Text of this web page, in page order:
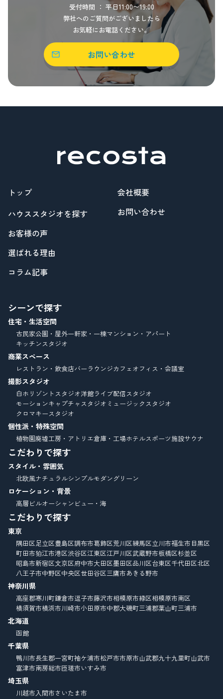
受付時間 ： 平日11:00〜19:00
弊社へのご質問がございましたら
お気軽にお電話ください。
お問い合わせ
トップ
ハウススタジオを探す
お客様の声
選ばれる理由
コラム記事
会社概要
お問い合わせ
シーンで探す
住宅・生活空間
古民家公園・屋外一軒家・一棟マンション・アパート
キッチンスタジオ
商業スペース
レストラン・飲食店バーラウンジカフェオフィス・会議室
撮影スタジオ
白ホリゾントスタジオ洋館ライブ配信スタジオ
モーションキャプチャスタジオ ミュージックスタジオ
クロマキースタジオ
個性派・特殊空間
植物園廃墟工房・アトリエ倉庫・工場ホテルスポーツ施設サウナ
こだわりで探す
スタイル・雰囲気
北欧風ナチュラルシンプルモダングリーン
ロケーション・背景
高層ビルオーシャンビュー・海
こだわりで探す
東京
隅田区足立区豊島区調布市葛飾区荒川区練馬区立川市福生市 目黒区
町田市狛江市港区渋谷区江東区江戸川区武蔵野市板橋区杉並区
昭島市新宿区文京区府中市大田区墨田区品川区台東区千代田区北区
八王子市中野区中央区世田谷区三鷹市あきる野市
神奈川県
高座郡寒川町鎌倉市逗子市藤沢市相模原市緑区相模原市南区
横須賀市横浜市川崎市小田原市中郡大磯町三浦郡葉山町三浦市
北海道
函館
千葉県
鴨川市長生郡一宮町袖ケ浦市松戸市市原市山武郡九十九里町山武市
富津市南房総市匝瑳市いすみ市
埼玉県
川越市入間市さいたま市